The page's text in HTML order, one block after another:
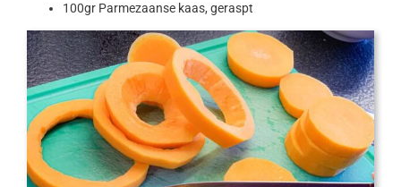
100gr Parmezaanse kaas, geraspt